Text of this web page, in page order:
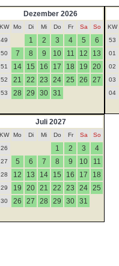
Dezember 2026
KW Mo Di Mi Do Fr Sa
So
49
1 2 3 4 5 6
50 7 8 9 10 11 12 13
51 14 15 16 17 18 19 20
52 21 22 23 24 25 26 27
53 28 29 30 31
KW
53
01
02
03
04
Juli 2027
KW Mo Di Mi Do Fr Sa
So
26
1 2 3 4
27 5 6 7 8 9 10 11
28 12 13 14 15 16 17 18
29 19 20 21 22 23 24 25
30 26 27 28 29 30 31